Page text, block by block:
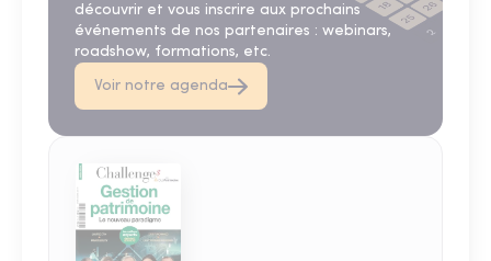
découvrir et vous inscrire aux prochains
événements de nos partenaires : webinars,
roadshow, formations, etc.
Voir notre agenda